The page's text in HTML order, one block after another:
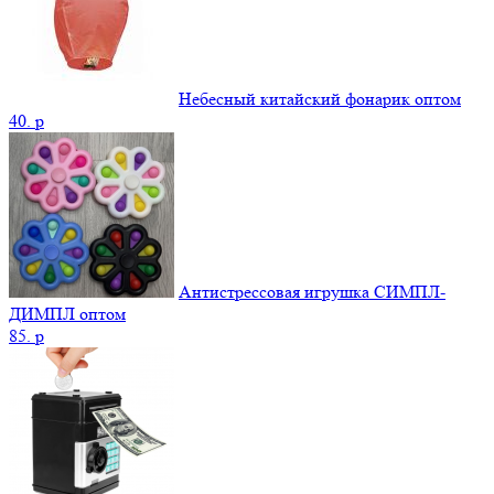
Небесный китайский фонарик оптом
40. p
Антистрессовая игрушка СИМПЛ-
ДИМПЛ оптом
85. p